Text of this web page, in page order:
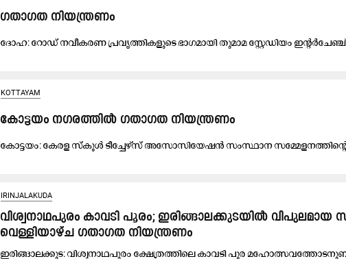
ഗ​താ​ഗ​ത നി​യ​ന്ത്ര​ണം
ദോ​ഹ: റോ​ഡ് ന​വീ​ക​ര​ണ പ്ര​വൃ​ത്തി​ക​ളു​ടെ ഭാ​ഗ​മാ​യി തു​മാ​മ സ്റ്റേ​ഡി​യം
KOTTAYAM
കോ​ട്ട​യം ന​ഗ​ര​ത്തി​ൽ ഗതാഗത നി​യ​ന്ത്ര​ണം
കോ​ട്ട​യം: കേ​ര​ള സ്കൂ​ൾ ടീ​ച്ചേ​ഴ്‌​സ് അ​സോ​സി​യേ​ഷ​ൻ സം​സ്ഥാ​ന സ​മ്മേ​ള​ന​ത്തി​ന്റെ
IRINJALAKUDA
വിശ്വനാഥപുരം കാവടി പൂരം; ഇരിങ്ങാലക്കുടയിൽ വിപുലമായ
വെള്ളിയാഴ്ച ഗതാഗത നിയന്ത്രണം
ഇ​രി​ങ്ങാ​ല​ക്കു​ട: വി​ശ്വ​നാ​ഥ​പു​രം ക്ഷേ​ത്ര​ത്തി​ലെ കാ​വ​ടി പൂ​ര